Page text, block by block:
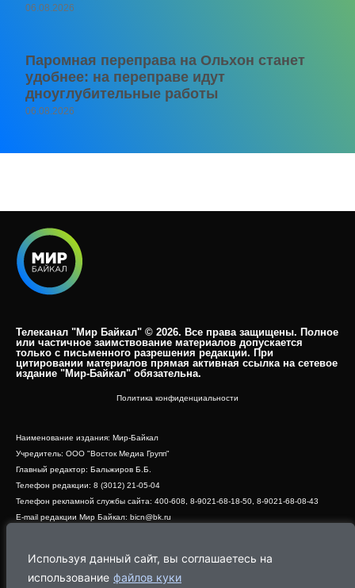
Используя данный сайт, вы соглашаетесь на
использование файлов куки
06.08.2026
Паромная переправа на Ольхон станет
удобнее: на переправе идут
дноуглубительные работы
06.08.2026
Телеканал "Мир Байкал" © 2026. Все права защищены. Полное
или частичное заимствование материалов допускается
только с письменного разрешения редакции. При
цитировании материалов прямая активная ссылка на сетевое
издание "Мир-Байкал" обязательна.​
Политика конфиденциальности
Наименование издания: Мир-Байкал
Учредитель: ООО "Восток Медиа Групп"
Главный редактор: Бальжиров Б.Б.
Телефон редакции: 8 (3012) 21-05-04
Телефон рекламной службы сайта: 400-608, 8-9021-68-18-50, 8-9021-68-08-43
E-mail редакции Мир Байкал: bicn@bk.ru
Адрес редакции: 670000, г. Улан-Удэ, ул. Профсоюзная, дом 44, офис 1